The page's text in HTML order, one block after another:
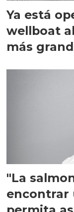
Ya está
wellboat
más
"La
encontrar